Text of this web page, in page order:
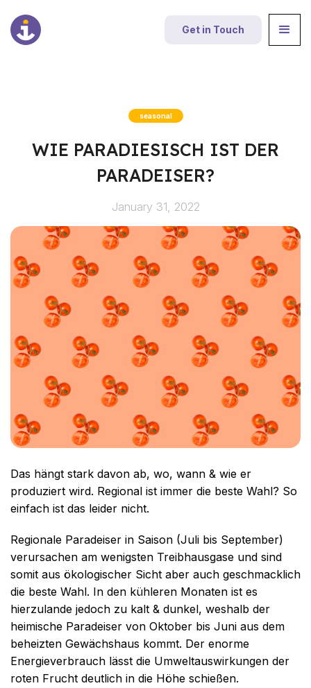
Get in Touch
seasonal
WIE PARADIESISCH IST DER
PARADEISER?
January 31, 2022
Das hängt stark davon ab, wo, wann & wie er
produziert wird. Regional ist immer die beste Wahl? So
einfach ist das leider nicht.
Regionale Paradeiser in Saison (Juli bis September)
verursachen am wenigsten Treibhausgase und sind
somit aus ökologischer Sicht aber auch geschmacklich
die beste Wahl. In den kühleren Monaten ist es
hierzulande jedoch zu kalt & dunkel, weshalb der
heimische Paradeiser von Oktober bis Juni aus dem
beheizten Gewächshaus kommt. Der enorme
Energieverbrauch lässt die Umweltauswirkungen der
roten Frucht deutlich in die Höhe schießen.